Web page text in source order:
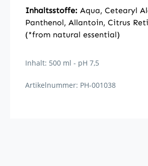
Inhaltsstoffe: Aqua, Cetearyl
Panthenol, Allantoin, Citrus
(*from natural essential)
Inhalt: 500 ml - pH 7,5
Artikelnummer: PH-001038